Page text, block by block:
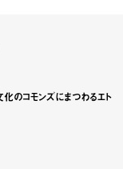
のコモンズにまつわるエト
のコモンズにまつ
を勝手に考える